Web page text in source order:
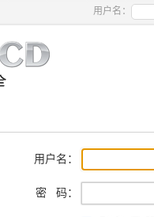
用户名：
用户名：
密 码：